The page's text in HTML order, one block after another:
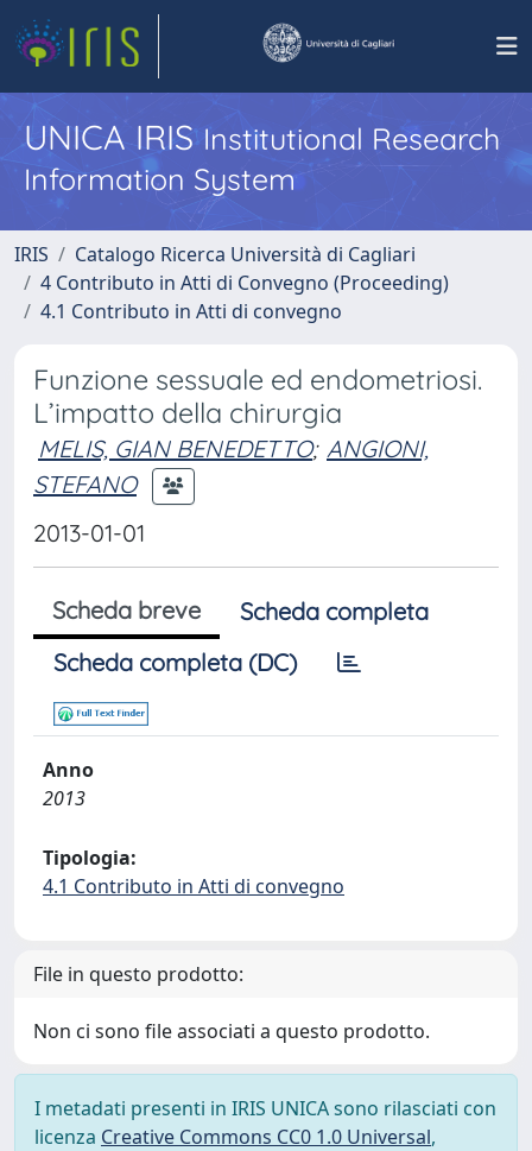
UNICA IRISInstitutional Research
Information System
IRIS
Catalogo Ricerca Università di Cagliari
4 Contributo in Atti di Convegno (Proceeding)
4.1 Contributo in Atti di convegno
Funzione sessuale ed endometriosi.
L’impatto della chirurgia
MELIS, GIAN BENEDETTO; ANGIONI,
STEFANO
2013-01-01
Scheda breve
Scheda completa
Scheda completa (DC)
Anno
2013
Tipologia:
4.1 Contributo in Atti di convegno
File in questo prodotto:
Non ci sono file associati a questo prodotto.
I metadati presenti in IRIS UNICA sono rilasciati con
licenza Creative Commons CC0 1.0 Universal,